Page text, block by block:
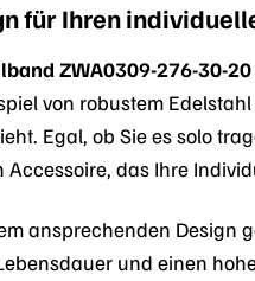
für Ihren
ZWA0309-276-30-
von robustem
Egal, ob Sie es solo
Accessoire, das Ihre
ansprechenden
und einen